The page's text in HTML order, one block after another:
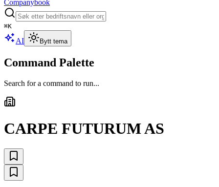
Companybook
⌘K
AI Bytt tema
Command Palette
Search for a command to run...
CARPE FUTURUM AS